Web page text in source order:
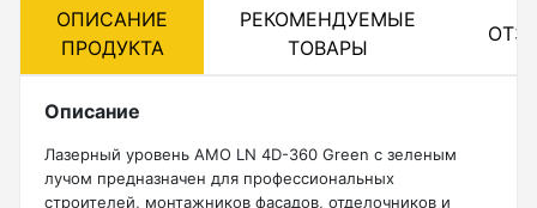
ОПИСАНИЕ
ПРОДУКТА
РЕКОМЕНДУЕМЫЕ
ТОВАРЫ
Описание
Лазерный уровень AMO LN 4D-360 Green с зеленым
лучом предназначен для профессиональных
строителей, монтажников фасадов, отделочников и
Аксессуары для мотобуров